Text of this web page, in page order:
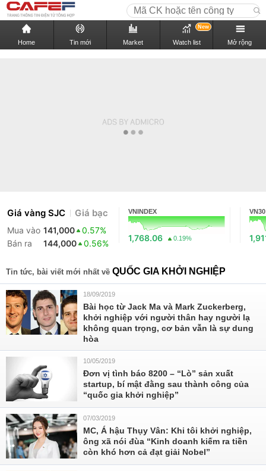
Home Tin mới Market Watch list
New
Mở rộng
Giá vàng SJC Giá bạc
Mua vào 141,000
0.57%
Bán ra
144,000 0.56%
VNINDEX
1,768.06 0.19%
VN30
Tin tức, bài viết mới nhất về QUỐC GIA KHỞI NGHIỆP
18/09/2019
Bài học từ Jack Ma và Mark Zuckerberg,
khởi nghiệp với người thân hay người lạ
không quan trọng, cơ bản vẫn là sự dung
hòa
10/05/2019
Đơn vị tình báo 8200 – “Lò” sản xuất
startup, bí mật đằng sau thành công của
“quốc gia khởi nghiệp”
07/03/2019
MC, Á hậu Thụy Vân: Khi tôi khởi nghiệp,
ông xã nói đùa “Kinh doanh kiếm ra tiền
còn khó hơn cả đạt giải Nobel”